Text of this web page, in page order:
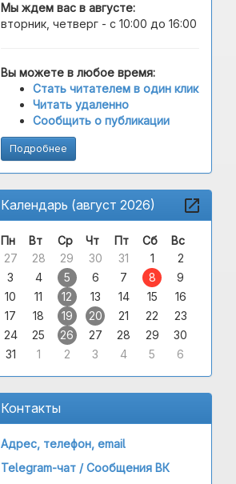
Мы ждем вас в августе:
вторник, четверг - с 10:00 до 16:00
Вы можете в любое время:
Стать читателем в один клик
Читать удаленно
Сообщить о публикации
Подробнее
Календарь (август 2026)
Пн Вт Ср Чт Пт Сб
Вс
27
28 29 30 31 1
2
3
4 5 6 7 8
9
10
11 12 13 14 15
16
17
18 19 20 21 22
23
24
25 26 27 28 29
30
31
1 2 3 4 5 6
Контакты
Адрес, телефон, email
Telegram-чат /Сообщения ВК